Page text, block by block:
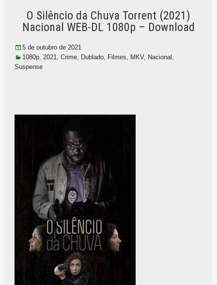
O Silêncio da Chuva Torrent (2021)
Nacional WEB-DL 1080p – Download
5 de outubro de 2021
1080p, 2021, Crime, Dublado, Filmes, MKV, Nacional ,
Suspense